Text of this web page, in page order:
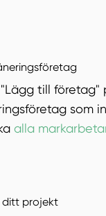
"Lägg till företag"
som
alla
ditt projekt